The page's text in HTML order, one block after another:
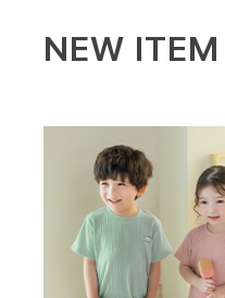
NEW ITEM